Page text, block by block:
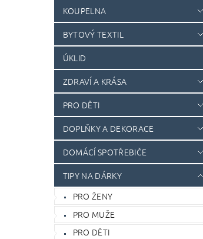
KOUPELNA
BYTOVÝ TEXTIL
ÚKLID
ZDRAVÍ A KRÁSA
PRO DĚTI
DOPLŇKY A DEKORACE
DOMÁCÍ SPOTŘEBIČE
TIPY NA DÁRKY
PRO ŽENY
PRO MUŽE
PRO DĚTI